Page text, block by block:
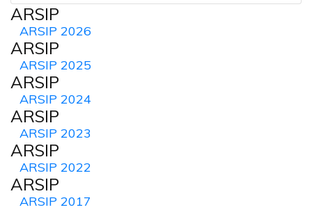
ARSIP
ARSIP 2026
ARSIP
ARSIP 2025
ARSIP
ARSIP 2024
ARSIP
ARSIP 2023
ARSIP
ARSIP 2022
ARSIP
ARSIP 2017